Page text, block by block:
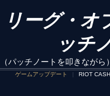
リーグ・オ
ッチ
（パッチノートを叩きなが
ゲームアップデート RIOT